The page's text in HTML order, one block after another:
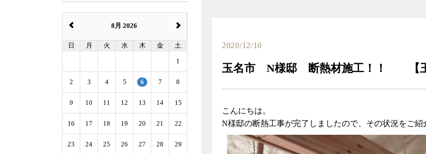
2020/12/10
玉名市 N様邸 断熱材施工！！ 【玉
こんにちは。
N様邸の断熱工事が完了しましたので、その状況をご紹
8月 2026
日 月 火 水 木 金 土
1
2 3 4 5 6 7 8
9 10 11 12 13 14 15
16 17 18 19 20 21 22
23 24 25 26 27 28 29